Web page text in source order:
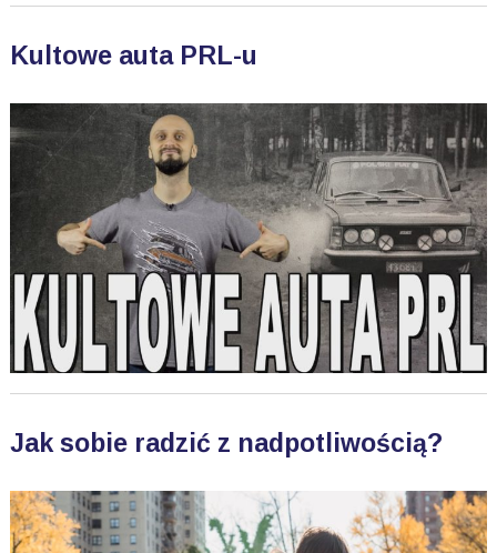
Kultowe auta PRL-u
Jak sobie radzić z nadpotliwością?